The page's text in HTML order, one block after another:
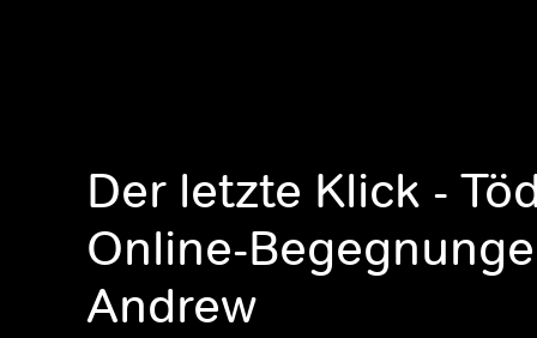
Der letzte Klick -
Online-
Andrew